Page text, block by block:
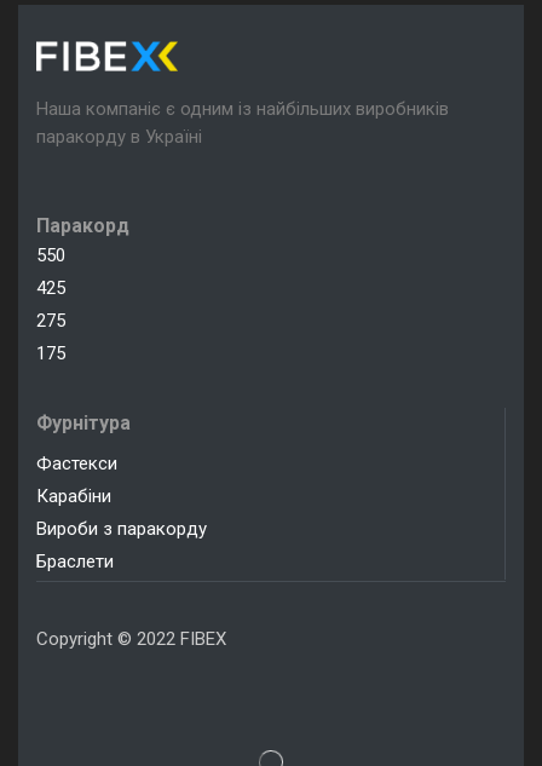
Наша компаніє є одним із найбільших виробників
паракорду в Україні
Паракорд
550
425
275
175
Фурнітура
Фастекси
Карабіни
Вироби з паракорду
Браслети
Copyright © 2022 FIBEX